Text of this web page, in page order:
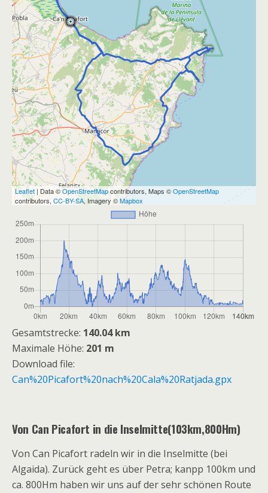
Leaflet | Data ©OpenStreetMapcontributors, Maps ©OpenStreetMap
contributors, CC-BY-SA, Imagery ©Mapbox
Gesamtstrecke: 140.04 km
Maximale Höhe: 201 m
Download file:
Can%20Picafort%20nach%20Cala%20Ratjada.gpx
Von Can Picafort in die Inselmitte(103km,800Hm)
Von Can Picafort radeln wir in die Inselmitte (bei
Algaida). Zurück geht es über Petra; kanpp 100km und
ca. 800Hm haben wir uns auf der sehr schönen Route